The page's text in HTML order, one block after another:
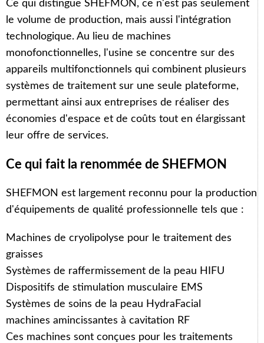
Ce qui distingue SHEFMON, ce n'est pas seulement
le volume de production, mais aussi l'intégration
technologique. Au lieu de machines
monofonctionnelles, l'usine se concentre sur des
appareils multifonctionnels qui combinent plusieurs
systèmes de traitement sur une seule plateforme,
permettant ainsi aux entreprises de réaliser des
économies d'espace et de coûts tout en élargissant
leur offre de services.
Ce qui fait la renommée de SHEFMON
SHEFMON est largement reconnu pour la production
d'équipements de qualité professionnelle tels que :
Machines de cryolipolyse pour le traitement des
graisses
Systèmes de raffermissement de la peau HIFU
Dispositifs de stimulation musculaire EMS
Systèmes de soins de la peau HydraFacial
machines amincissantes à cavitation RF
Ces machines sont conçues pour les traitements